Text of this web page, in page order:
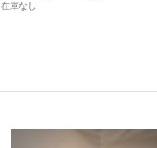
在庫なし